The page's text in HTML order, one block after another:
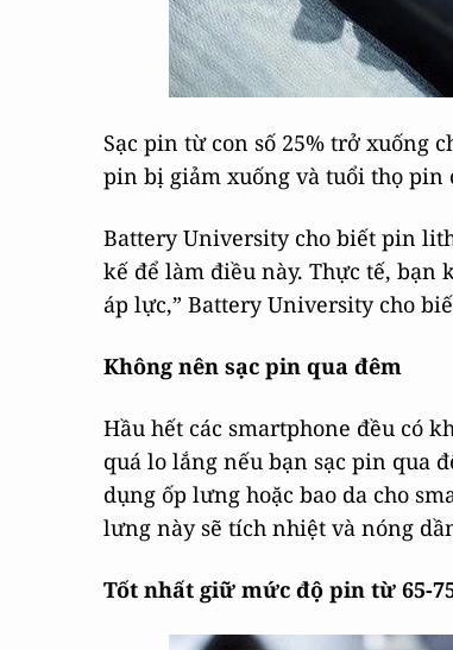
Sạc pin từ con số 25% trở xuống
pin bị giảm xuống và tuổi thọ pin
Battery University cho biết pin
kế để làm điều này. Thực tế,
áp lực,” Battery University cho
Không nên sạc pin qua đêm
Hầu hết các smartphone đều có
quá lo lắng nếu bạn sạc pin qua
dụng ốp lưng hoặc bao da cho
lưng này sẽ tích nhiệt và nóng
Tốt nhất giữ mức độ pin từ 65-